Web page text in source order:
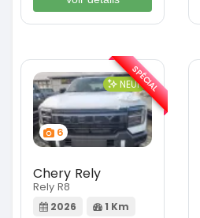
6
NEUF
Chery Rely
Rely R8
2026
1 Km
SPÉCIAL